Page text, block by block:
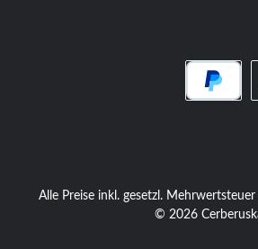
Alle Preise inkl. gesetzl. Mehrwertsteuer
© 2026